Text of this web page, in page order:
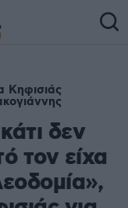
Κηφισιάς
δεν
τον είχα